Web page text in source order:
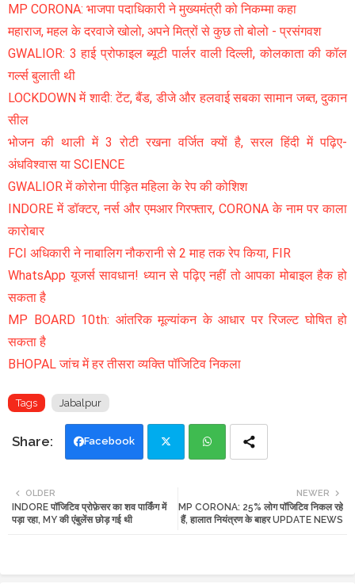
MP CORONA: भाजपा पदाधिकारी ने मुख्यमंत्री को निकम्मा कहा
महाराज, महल के दरवाजे खोलो, अपने मित्रों से कुछ तो बोलो - प्रसंगवश
GWALIOR: 3 हाई प्रोफाइल ब्यूटी पार्लर वाली दिल्ली, कोलकाता की कॉल
गर्ल्स बुलाती थी
LOCKDOWN में शादी: टेंट, बैंड, डीजे और हलवाई सबका सामान जब्त, दुकान
सील
भोजन की थाली में 3 रोटी रखना वर्जित क्यों है, सरल हिंदी में पढ़िए-
अंधविश्वास या SCIENCE
GWALIOR में कोरोना पीड़ित महिला के रेप की कोशिश
INDORE में डॉक्टर, नर्स और एमआर गिरफ्तार, CORONA के नाम पर काला
कारोबार
FCI अधिकारी ने नाबालिग नौकरानी से 2 माह तक रेप किया, FIR
WhatsApp यूजर्स सावधान! ध्यान से पढ़िए नहीं तो आपका मोबाइल हैक हो
सकता है
MP BOARD 10th: आंतरिक मूल्यांकन के आधार पर रिजल्ट घोषित हो
सकता है
BHOPAL जांच में हर तीसरा व्यक्ति पॉजिटिव निकला
Tags Jabalpur
Facebook
tte ats
NEWER
MP CORONA: 25% लोग पॉजिटिव निकल रहे
हैं, हालात नियंत्रण के बाहर UPDATE NEWS
OLDER
INDORE पॉजिटिव प्रोफ़ेसर का शव पार्किंग में
पड़ा रहा, MY की एंबुलेंस छोड़ गई थी